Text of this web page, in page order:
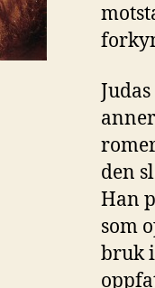
den
Han
som
bruk